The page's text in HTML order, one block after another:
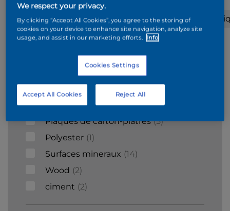
Acier
galvanisé
Stucco Plafonnage
Béton cellulaire
Carrelages
3
Plaques de carton-plâtres 5
Polyester 1
Surfaces mineraux 14
Wood
2
ciment
2
We respect your privacy.
By clicking “Accept All Cookies”, you agree to the storing of
cookies on your device to enhance site navigation, analyze site
usage, and assist in our marketing efforts.
Info
Cookies Settings
Reject All
Accept All Cookies